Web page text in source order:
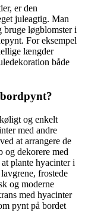
er den
juleagtig. Man
løgblomster i
For eksempel
længder
både
og enkelt
med andre
at arrangere de
og dekorere med
plante hyacinter i
frostede
og moderne
med hyacinter
pynt på bordet